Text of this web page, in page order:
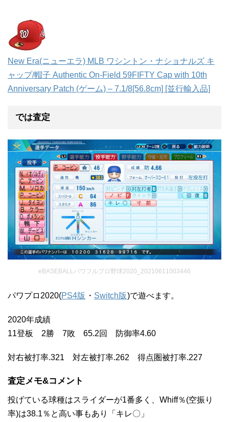
New Era(ニューエラ) MLB ワシントン・ナショナルズ キ
ャップ/帽子 Authentic On-Field 59FIFTY Cap with 10th
Anniversary Patch (ゲーム) – 7.1/8[56.8cm] [並行輸入品]
では査定
eBASEBALLパワフルプロ野球2020_20210611003446
パワプロ2020(PS4版 ・ Switch版)で遊べます。
2020年成績
11登板 2勝 7敗 65.2回 防御率4.60
対右被打率.321 対左被打率.262 得点圏被打率.227
査定メモ&コメント
投げている球種はスライダーが1番多く、Whiff％(空振り
率)は38.1％と高い事もあり「キレ〇」